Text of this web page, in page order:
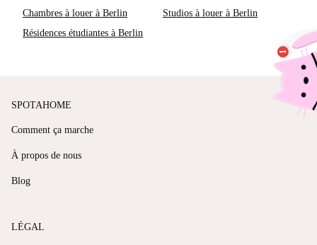
Chambres à louer à Berlin
Studios à louer à Berlin
Résidences étudiantes à Berlin
SPOTAHOME
Comment ça marche
À propos de nous
Blog
LÉGAL